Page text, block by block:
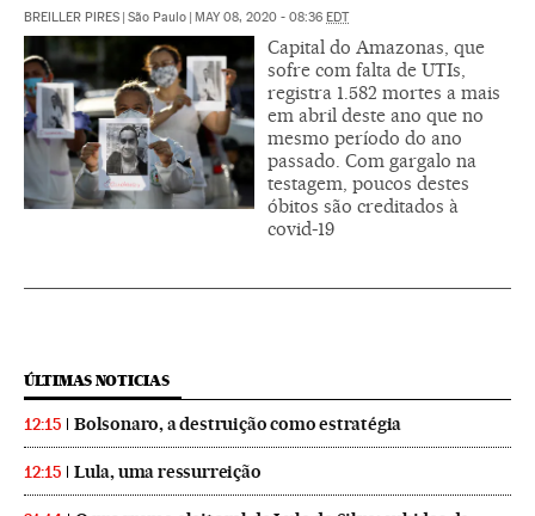
BREILLER PIRES | São Paulo | MAY 08, 2020 - 08:36 EDT
Capital do Amazonas, que
sofre com falta de UTIs,
registra 1.582 mortes a mais
em abril deste ano que no
mesmo período do ano
passado. Com gargalo na
testagem, poucos destes
óbitos são creditados à
covid-19
ÚLTIMAS NOTICIAS
12:15 Bolsonaro, a destruição como estratégia
12:15 Lula, uma ressurreição